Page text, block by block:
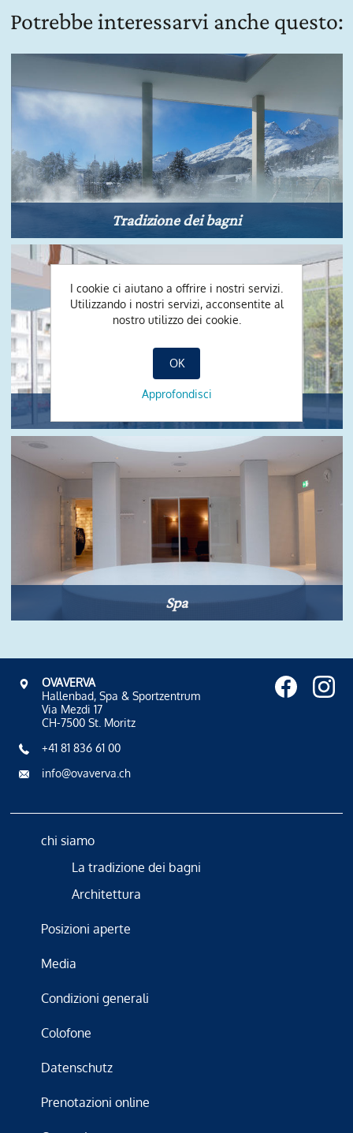
Potrebbe interessarvi anche questo:
Tradizione dei bagni
Spa
OVAVERVA
Hallenbad, Spa & Sportzentrum
Via Mezdi 17
CH-7500 St. Moritz
+41 81 836 61 00
info@ovaverva.ch
chi siamo
La tradizione dei bagni
Architettura
Posizioni aperte
Media
Condizioni generali
Colofone
Datenschutz
Prenotazioni online
I cookie ci aiutano a offrire i nostri servizi.
Utilizzando i nostri servizi, acconsentite al
nostro utilizzo dei cookie.
OK
Approfondisci